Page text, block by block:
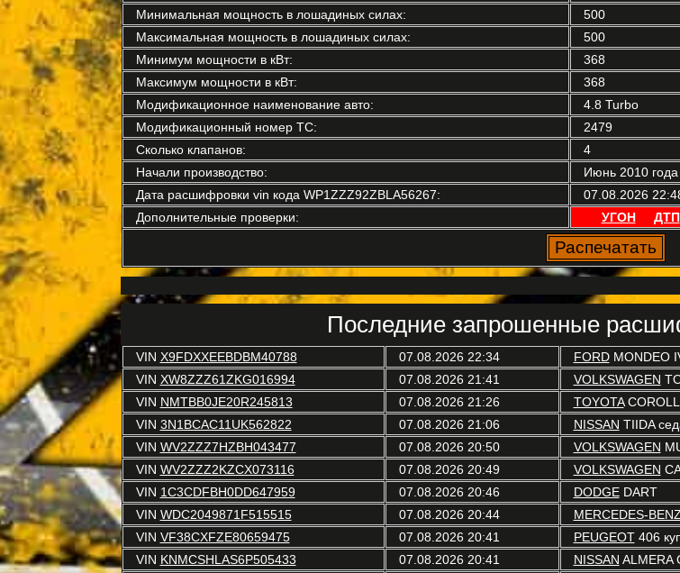
Минимальная мощность в лошадиных силах:
500
Максимальная мощность в лошадиных силах:
500
Минимум мощности в кВт:
368
Максимум мощности в кВт:
368
Модификационное наименование авто:
4.8 Turbo
Модификационный номер ТС:
2479
Сколько клапанов:
4
Начали производство:
Июнь 2010 года
Дата расшифровки vin кода WP1ZZZ92ZBLA56267:
07.08.2026
Дополнительные проверки:
УГОН ДТП
Последние запрошенные
VIN X9FDXXEEBDBM40788 07.08.2026 22:34 FORDMONDEO
VIN XW8ZZZ61ZKG016994 07.08.2026 21:41 VOLKSWAGEN
VIN NMTBB0JE20R245813 07.08.2026 21:26 TOYOTA
VIN 3N1BCAC11UK562822 07.08.2026 21:06 NISSAN TIIDA
VIN WV2ZZZ7HZBH043477 07.08.2026 20:50 VOLKSWAGEN
VIN WV2ZZZ2KZCX073116 07.08.2026 20:49 VOLKSWAGEN
VIN 1C3CDFBH0DD647959 07.08.2026 20:46 DODGEDART
VIN WDC2049871F515515 07.08.2026 20:44 MERCEDES-BENZ
VIN VF38CXFZE80659475 07.08.2026 20:41 PEUGEOT406
VIN KNMCSHLAS6P505433 07.08.2026 20:41 NISSAN ALMERA